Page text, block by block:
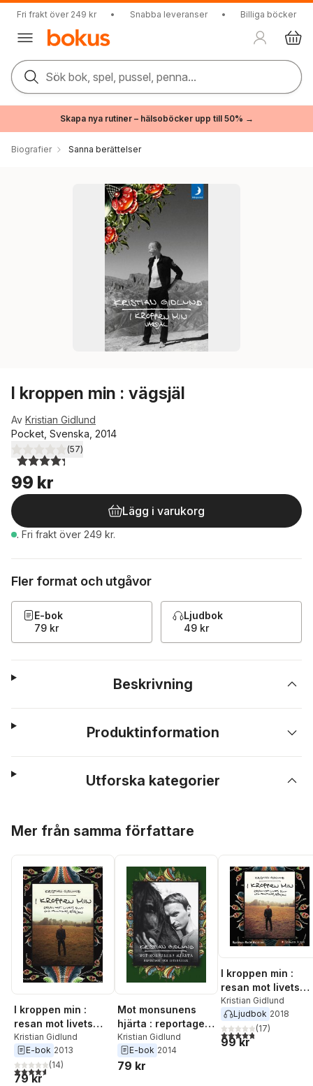
Fri frakt över 249 kr • Snabba leveranser • Billiga böcker
Sök bok, spel, pussel, penna...
Skapa nya rutiner – hälsoböcker upp till 50% →
Biografier Sanna berättelser
I kroppen min : vägsjäl
Av Kristian Gidlund
Pocket, Svenska, 2014
4,3utav 5 stjärnor. Totalt antal röster:
(57)
99 kr
Lägg i varukorg
. Fri frakt över 249 kr.
Fler format och utgåvor
E-bok
79 kr
Ljudbok
49 kr
Beskrivning
Produktinformation
Utforska kategorier
Mer från samma författare
I kroppen min :
resan mot livets
slut och alltings
början
Kristian Gidlund
E-bok 2013
4,6utav 5 stjärnor. Totalt antal röster:
(14)
79 kr
Mot monsunens
hjärta : reportage
och intervjuer
Kristian Gidlund
E-bok 2014
79 kr
I kroppen min :
resan mot livets
slut och alltings
början
Kristian Gidlund
Ljudbok 2018
4,8utav 5 stjärnor.
(17)
99 kr